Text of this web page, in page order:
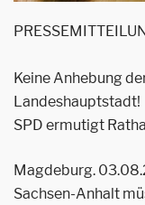
Keine Anhebung
Landeshauptstadt!
SPD ermutigt
Magdeburg.
Sachsen-Anhalt